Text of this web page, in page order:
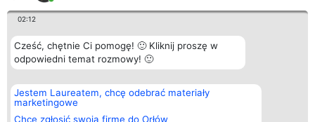
02:12
Cześć, chętnie Ci pomogę! 🙂 Kliknij proszę w
odpowiedni temat rozmowy! 🙂
Jestem Laureatem, chcę odebrać materiały
marketingowe
Chcę zgłosić swoją firmę do Orłów
Organizator plebiscytu
Bright Side Solutions sp. z o.
o. sp. k.
ul. Ruska 22
Plebiscyt
Laureaci
wszystkich
Kontakt
Kontakt